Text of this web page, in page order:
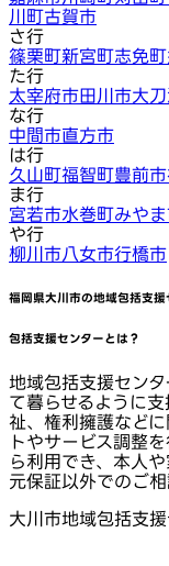
川町古賀市
さ行
篠栗町新宮町志免町
た行
太宰府市田川市大
な行
中間市直方市
は行
久山町福智町豊前市
ま行
宮若市水巻町みや
や行
柳川市八女市行橋市
福岡県大川市の地域包括支援
包括支援センターとは？
地域包括支援セン
て暮らせるように
祉、権利擁護など
トやサービス調整
ら利用でき、本人
元保証以外でのご
大川市地域包括支援